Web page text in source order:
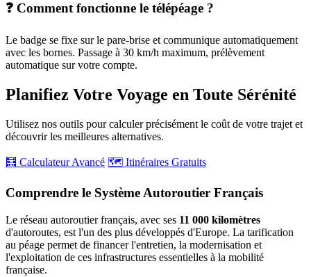
❓ Comment fonctionne le télépéage ?
Le badge se fixe sur le pare-brise et communique automatiquement
avec les bornes. Passage à 30 km/h maximum, prélèvement
automatique sur votre compte.
Planifiez Votre Voyage en Toute Sérénité
Utilisez nos outils pour calculer précisément le coût de votre trajet et
découvrir les meilleures alternatives.
🧮 Calculateur Avancé 🗺️ Itinéraires Gratuits
Comprendre le Système Autoroutier Français
Le réseau autoroutier français, avec ses 11 000 kilomètres
d'autoroutes, est l'un des plus développés d'Europe. La tarification
au péage permet de financer l'entretien, la modernisation et
l'exploitation de ces infrastructures essentielles à la mobilité
française.